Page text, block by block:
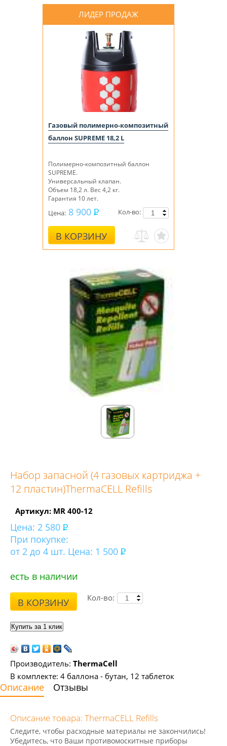
ЛИДЕР ПРОДАЖ
Газовый полимерно-композитный
баллон SUPREME 18,2 L
Полимерно-композитный баллон
SUPREME.
Универсальный клапан.
Объем 18,2 л. Вес 4,2 кг.
Гарантия 10 лет.
Цена: 8 900
В КОРЗИНУ
Кол-во:
Набор запасной (4 газовых картриджа +
12 пластин)ThermaCELL Refills
Артикул: MR 400-12
Цена: 2 580
При покупке:
от 2 до 4 шт. Цена: 1 500
есть в наличии
В КОРЗИНУ Кол-во:
Производитель: ThermaCell
В комплекте: 4 баллона - бутан, 12 таблеток
Описание Отзывы
Описание товара: ThermaCELL Refills
Следите, чтобы расходные материалы не закончились!
Убедитесь, что Ваши противомоскитные приборы